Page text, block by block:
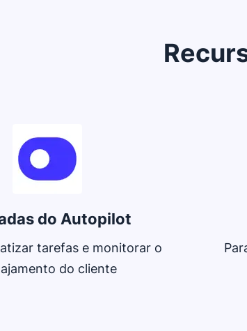
do Autopilot
tarefas e monitorar o
do cliente